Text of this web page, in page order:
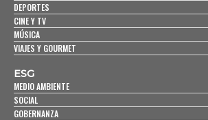
DEPORTES
CINE Y TV
MÚSICA
VIAJES Y GOURMET
ESG
MEDIO AMBIENTE
SOCIAL
GOBERNANZA